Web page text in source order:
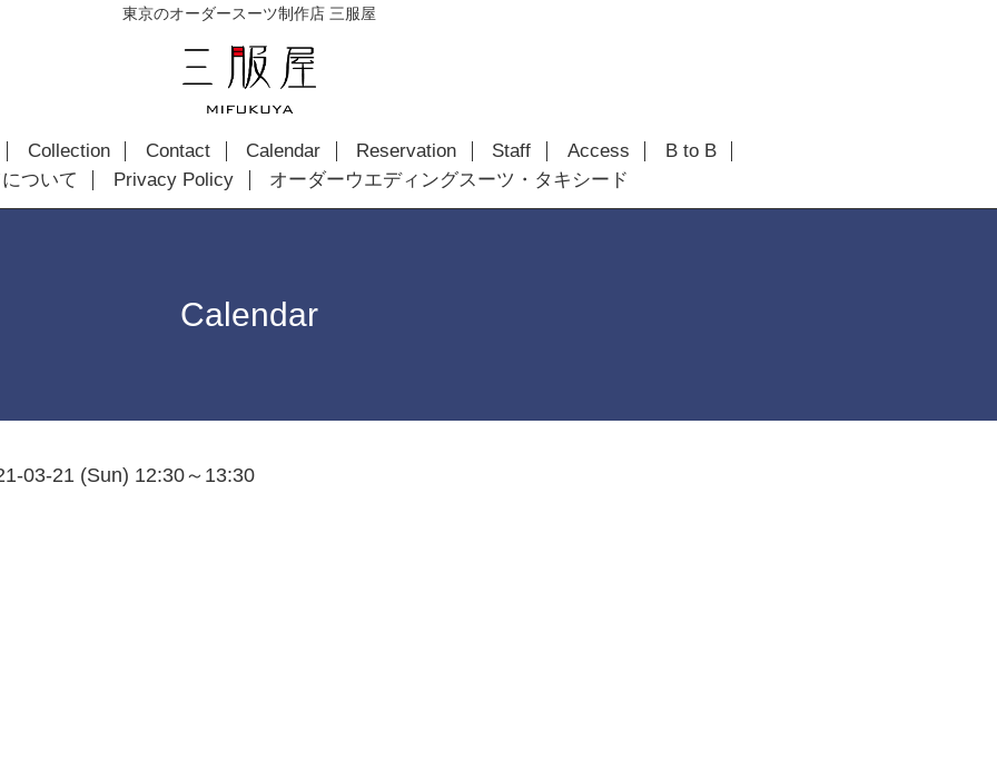
東京のオーダースーツ制作店 三服屋
Collection Contact Calendar Reservation Staff Access
B to B
ついて
Privacy Policy オーダーウエディングスーツ・タキシード
Calendar
03-21 (Sun) 12:30～13:30